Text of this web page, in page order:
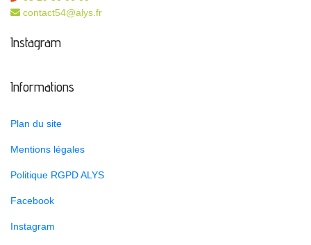
contact54@alys.fr
Instagram
Informations
Plan du site
Mentions légales
Politique RGPD ALYS
Facebook
Instagram